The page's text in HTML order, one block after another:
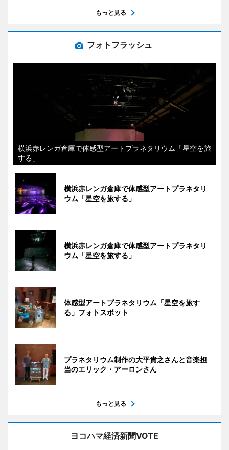
もっと見る
フォトフラッシュ
横浜赤レンガ倉庫で体感型アートプラネタリウム「星空を旅
する」
横浜赤レンガ倉庫で体感型アートプラネタリ
ウム「星空を旅する」
横浜赤レンガ倉庫で体感型アートプラネタリ
ウム「星空を旅する」
体感型アートプラネタリウム「星空を旅す
る」フォトスポット
プラネタリウム制作の大平貴之さんと音楽担
当のエリック・アーロンさん
もっと見る
ヨコハマ経済新聞VOTE